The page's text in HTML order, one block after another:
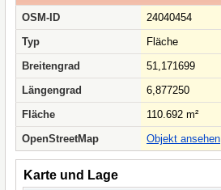
OSM-ID
24040454
Typ
Fläche
Breitengrad
51,171699
Längengrad
6,877250
Fläche
110.692 m²
OpenStreetMap
Objekt ansehen
Karte und Lage